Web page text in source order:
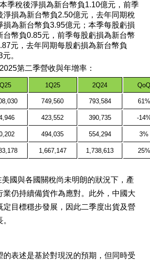
本季稅後淨損為新台幣負1.10億元，前季
淨損為新台幣負2.50億元，去年同期稅
損為新台幣負3.95億元；本季每股虧損
台幣負0.85元，前季每股虧損為新台幣
元，去年同期每股虧損為新台幣負
。
2025第二季營收與年增率：
1Q25 2Q24
749,560 793,584 61%
423,552 390,735 -
494,035 554,294 3%
1,667,147 1,738,613 25%
國與各國關稅尚未明朗的狀況下，產
業仍持續備貨作為應對。此外，中國大
定目標穩步發展，因此二季度出貨及營
的表述是基於對現況的預期，但同時受